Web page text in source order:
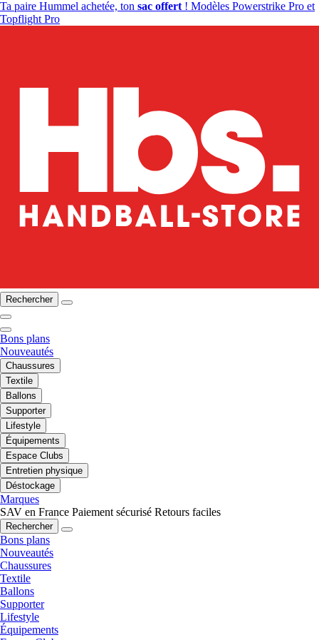
Ta paire Hummel achetée, ton sac offert ! Modèles Powerstrike Pro et
Topflight Pro
Rechercher
Bons plans
Nouveautés
Chaussures
Textile
Ballons
Supporter
Lifestyle
Équipements
Espace Clubs
Entretien physique
Déstockage
Marques
SAV en France Paiement sécurisé Retours faciles
Rechercher
Bons plans
Nouveautés
Chaussures
Textile
Ballons
Supporter
Lifestyle
Équipements